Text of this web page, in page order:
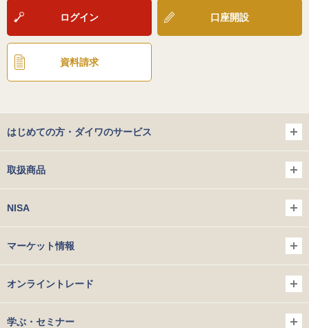
ログイン 口座開設
資料請求
はじめての方・ダイワのサービス
取扱商品
NISA
マーケット情報
オンライントレード
学ぶ・セミナー